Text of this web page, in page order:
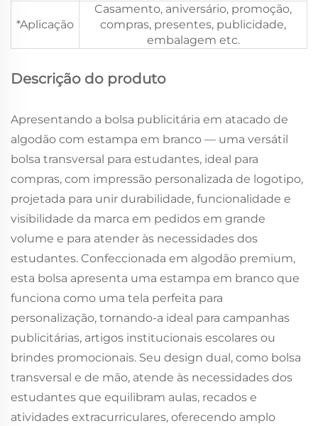
*Aplicação
Casamento, aniversário, promoção,
compras, presentes, publicidade,
embalagem etc.
Descrição do produto
Apresentando a bolsa publicitária em atacado de
algodão com estampa em branco — uma versátil
bolsa transversal para estudantes, ideal para
compras, com impressão personalizada de logotipo,
projetada para unir durabilidade, funcionalidade e
visibilidade da marca em pedidos em grande
volume e para atender às necessidades dos
estudantes. Confeccionada em algodão premium,
esta bolsa apresenta uma estampa em branco que
funciona como uma tela perfeita para
personalização, tornando-a ideal para campanhas
publicitárias, artigos institucionais escolares ou
brindes promocionais. Seu design dual, como bolsa
transversal e de mão, atende às necessidades dos
estudantes que equilibram aulas, recados e
atividades extracurriculares, oferecendo amplo